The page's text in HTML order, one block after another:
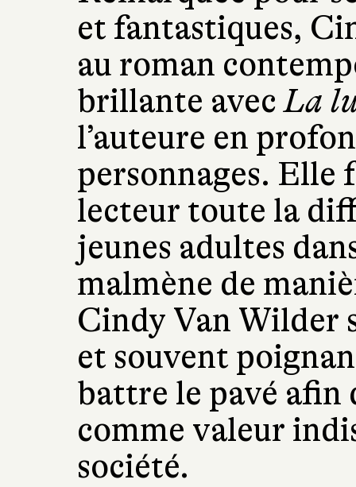
et fantastiques,
au roman
brillante avecLa
l’auteure en
personnages. Elle
lecteur toute la
jeunes adultes
malmène de
Cindy Van Wilder
et souvent
battre le pavé afin
comme valeur
société.